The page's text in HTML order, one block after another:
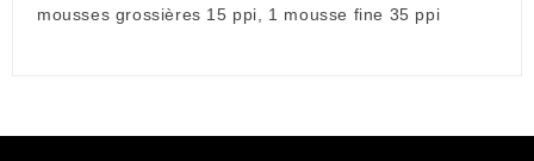
mousses grossières 15 ppi, 1 mousse fine 35 ppi